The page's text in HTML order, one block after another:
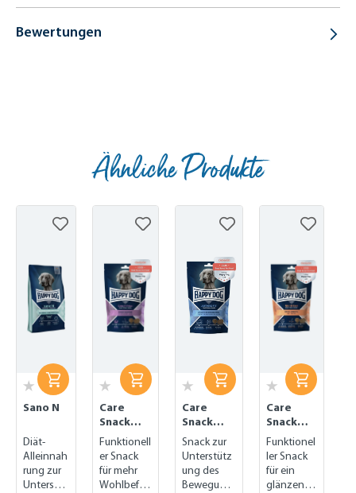
Bewertungen
Ähnliche Produkte
Sano N
Diät-
Alleinnah
rung zur
Unterstüt
Care
Snack
Calm &
Relax
Funktionell
er Snack
für mehr
Wohlbefin
Care
Snack
Arthro Fit
Snack zur
Unterstütz
ung des
Bewegung
Care
Snack
Skin &
Coat
Funktionel
ler Snack
für ein
glänzende